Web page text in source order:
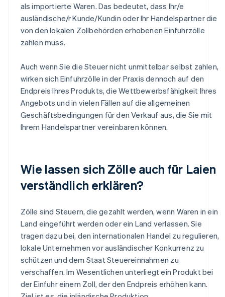
als importierte Waren. Das bedeutet, dass Ihr/e
ausländische/r Kunde/Kundin oder Ihr Handelspartner die
von den lokalen Zollbehörden erhobenen Einfuhrzölle
zahlen muss.
Auch wenn Sie die Steuer nicht unmittelbar selbst zahlen,
wirken sich Einfuhrzölle in der Praxis dennoch auf den
Endpreis Ihres Produkts, die Wettbewerbsfähigkeit Ihres
Angebots und in vielen Fällen auf die allgemeinen
Geschäftsbedingungen für den Verkauf aus, die Sie mit
Ihrem Handelspartner vereinbaren können.
Wie lassen sich Zölle auch für Laien
verständlich erklären?
Zölle sind Steuern, die gezahlt werden, wenn Waren in ein
Land eingeführt werden oder ein Land verlassen. Sie
tragen dazu bei, den internationalen Handel zu regulieren,
lokale Unternehmen vor ausländischer Konkurrenz zu
schützen und dem Staat Steuereinnahmen zu
verschaffen. Im Wesentlichen unterliegt ein Produkt bei
der Einfuhr einem Zoll, der den Endpreis erhöhen kann.